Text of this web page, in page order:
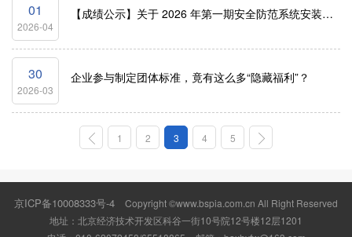
01
2026-04
【成绩公示】关于 2026 年第一期安全防范系统安装维护员（3 级）职业技能等级认定考试成绩的公示
30
2026-03
企业参与制定团体标准，竟有这么多“隐藏福利”？
1 2 3 4 5
京ICP备10008333号-4
Copyright ©www.bspia.com.cn All Right Reserved
地址：北京经济技术开发区科谷一街10号院12号楼12层1201